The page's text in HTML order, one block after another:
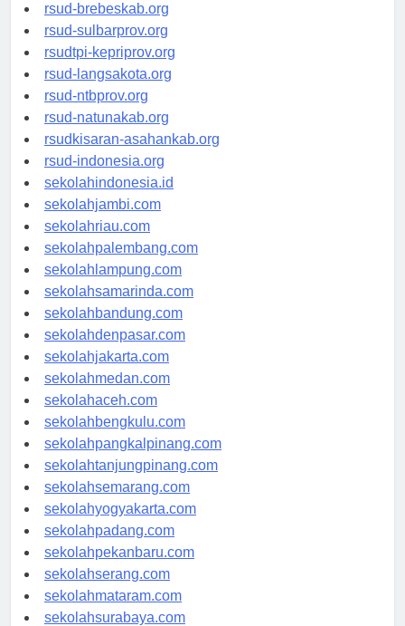
rsudkoja-jakarta.org
rsud-brebeskab.org
rsud-sulbarprov.org
rsudtpi-kepriprov.org
rsud-langsakota.org
rsud-ntbprov.org
rsud-natunakab.org
rsudkisaran-asahankab.org
rsud-indonesia.org
sekolahindonesia.id
sekolahjambi.com
sekolahriau.com
sekolahpalembang.com
sekolahlampung.com
sekolahsamarinda.com
sekolahbandung.com
sekolahdenpasar.com
sekolahjakarta.com
sekolahmedan.com
sekolahaceh.com
sekolahbengkulu.com
sekolahpangkalpinang.com
sekolahtanjungpinang.com
sekolahsemarang.com
sekolahyogyakarta.com
sekolahpadang.com
sekolahpekanbaru.com
sekolahserang.com
sekolahmataram.com